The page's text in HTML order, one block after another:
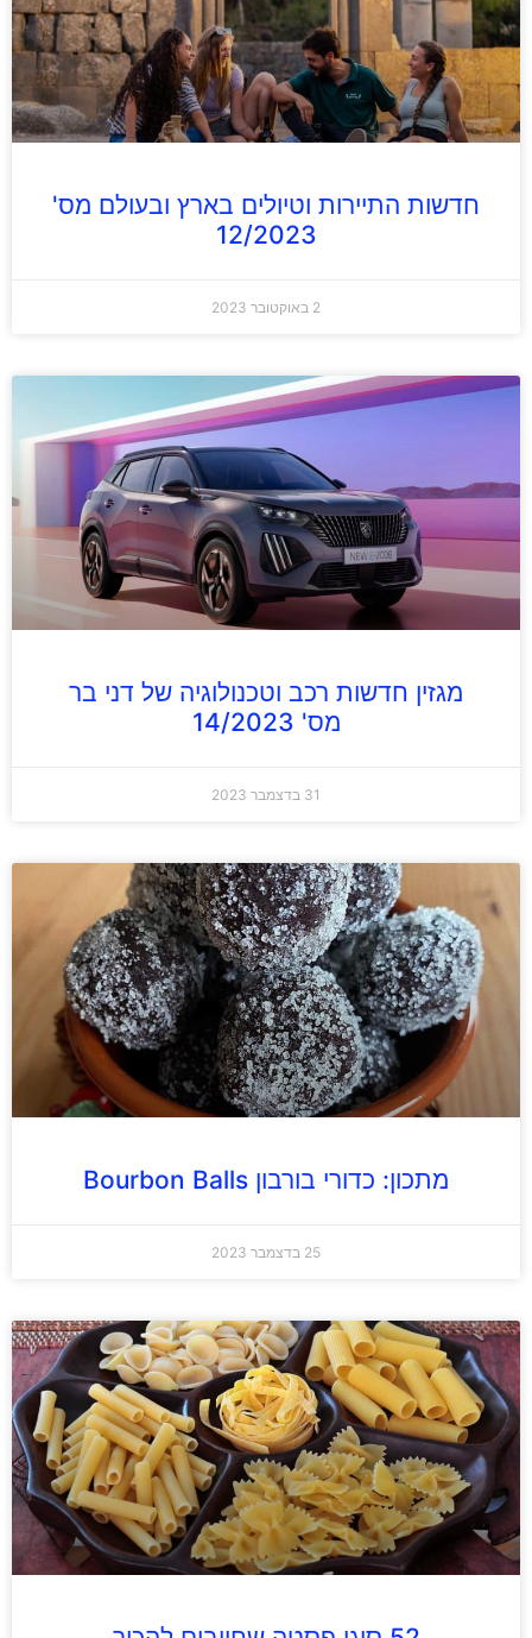
חדשות התיירות וטיולים בארץ ובעולם מס'
12/2023
2 באוקטובר 2023
מגזין חדשות רכב וטכנולוגיה של דני בר
מס' 14/2023
31 בדצמבר 2023
מתכון: כדורי בורבון Bourbon Balls
25 בדצמבר 2023